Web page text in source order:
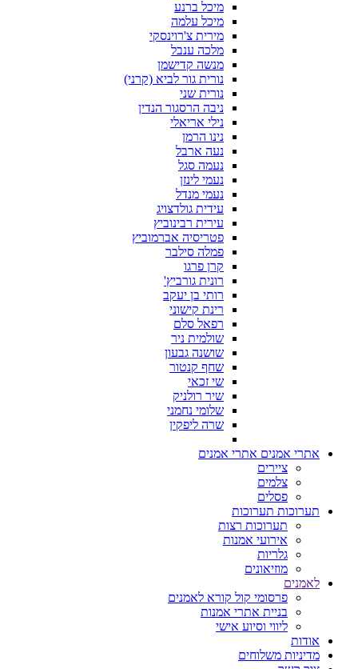
מיכל ברנע
מיכל עלמה
מירית צ'רוינסקי
מלכה ענבל
מנשה קדישמן
נורית גור לביא (קרני)
נורית שני
ניבה הרסגור הנדין
נילי אריאלי
נינו הרמן
נעה ארבל
נעמה סגל
נעמי לינזן
נעמי מנדל
עידית גולדצויג
עירית רבינוביץ
פטריסיה אברמוביץ
פמלה סילבר
קרן פרגו
רונית גורביץ'
רותי בן יעקב
רינת קישוני
רפאל סלם
שולמית ניר
שושנה גבעון
שחף קנטור
שי זכאי
שיר רולניק
שלומי נחמני
שרה ליפקין
אתרי אמנים אתרי אמנים
ציירים
צלמים
פסלים
תערוכות תערוכות
תערוכות רצות
אירועי אמנות
גלריות
מוזיאונים
לאמנים
פרסומי קול קורא לאמנים
בניית אתרי אמנות
ליווי וסיוע אישי
אודות
מדיניות משלוחים